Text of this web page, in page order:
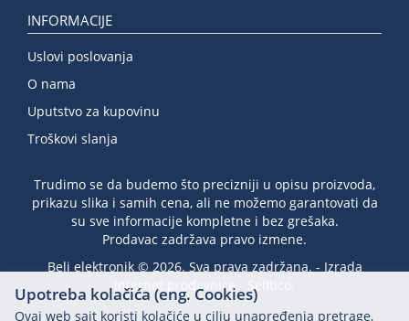
INFORMACIJE
Uslovi poslovanja
O nama
Uputstvo za kupovinu
Troškovi slanja
Trudimo se da budemo što precizniji u opisu proizvoda,
prikazu slika i samih cena, ali ne možemo garantovati da
su sve informacije kompletne i bez grešaka.
Prodavac zadržava pravo izmene.
Beli elektronik © 2026. Sva prava zadržana. - Izrada
internet prodavnice
Selltico.
Upotreba kolačića (eng. Cookies)
Ovaj web sajt koristi kolačiće u cilju unapređenja pretrage,